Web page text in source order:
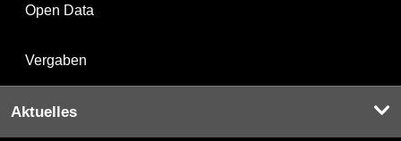
Open Data
Vergaben
Aktuelles